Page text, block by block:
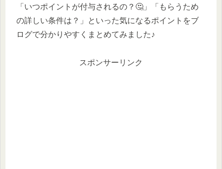
「いつポイントが付与されるの？🤔」「もらうため
の詳しい条件は？」といった気になるポイントをブ
ログで分かりやすくまとめてみました♪
スポンサーリンク